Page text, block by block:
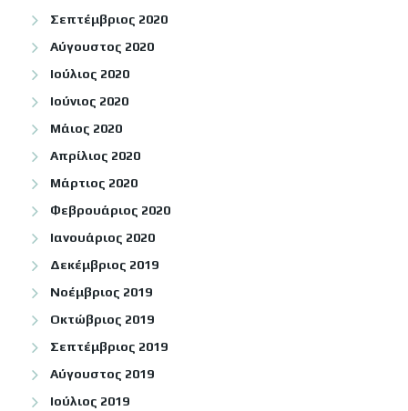
Σεπτέμβριος 2020
Αύγουστος 2020
Ιούλιος 2020
Ιούνιος 2020
Μάιος 2020
Απρίλιος 2020
Μάρτιος 2020
Φεβρουάριος 2020
Ιανουάριος 2020
Δεκέμβριος 2019
Νοέμβριος 2019
Οκτώβριος 2019
Σεπτέμβριος 2019
Αύγουστος 2019
Ιούλιος 2019